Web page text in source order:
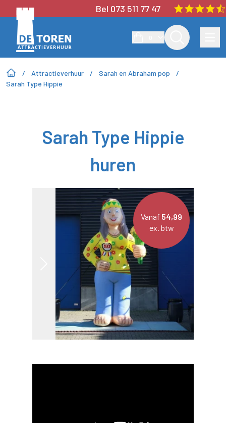
Bel 073 511 77 47
/ Attractieverhuur / Sarah en Abraham pop
/
Sarah Type Hippie
Sarah Type Hippie
huren
Vanaf 54,99
ex. btw